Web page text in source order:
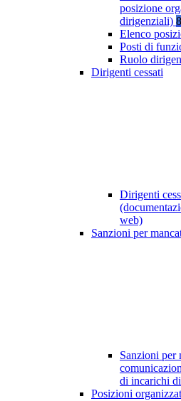
posizione
dirigenziali) 8
Elenco
Posti di
Ruolo
Dirigenti cessati
Dirigenti
web)
Sanzioni per
Sanzioni per
di incarichi
Posizioni